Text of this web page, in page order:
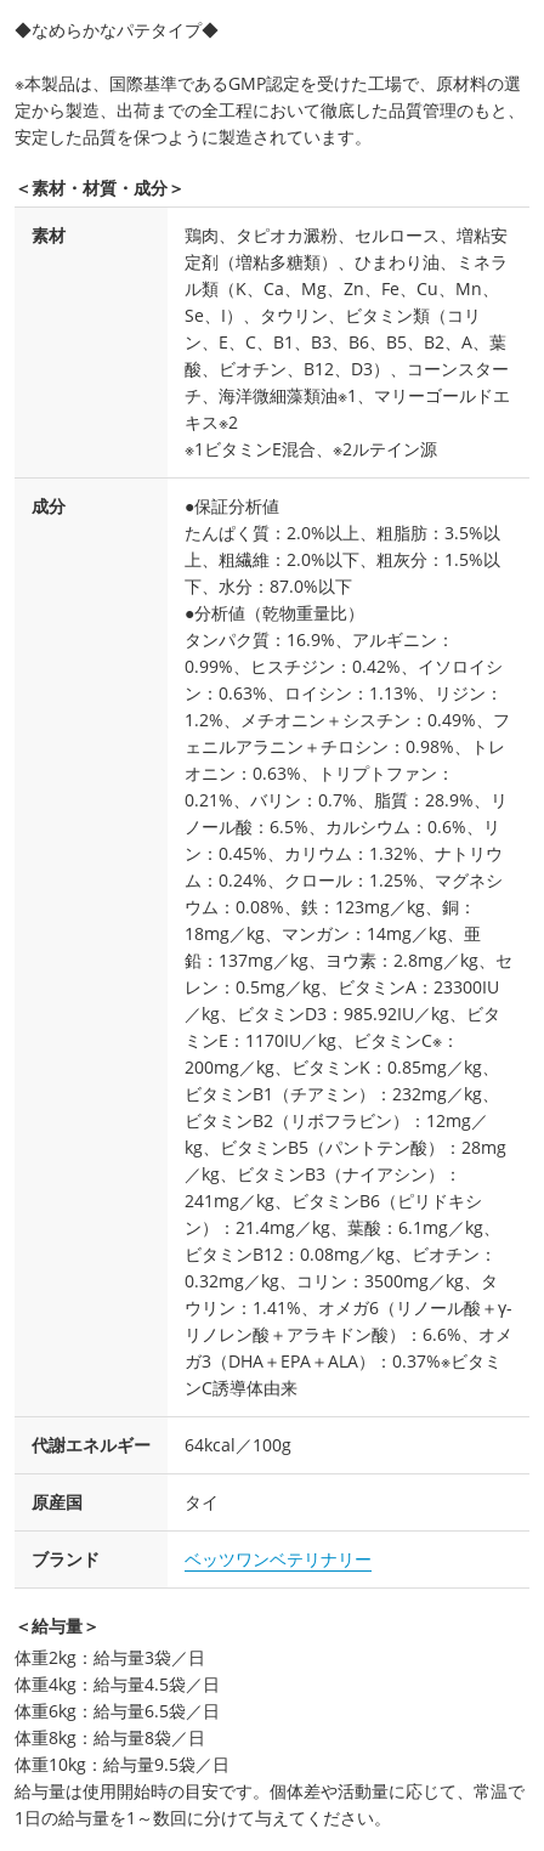
◆なめらかなパテタイプ◆
※本製品は、国際基準であるGMP認定を受けた工場で、原材料の選
定から製造、出荷までの全工程において徹底した品質管理のもと、
安定した品質を保つように製造されています。
＜素材・材質・成分＞
素材
鶏肉、タピオカ澱粉、セルロース、増粘安
定剤（増粘多糖類）、ひまわり油、ミネラ
ル類（K、Ca、Mg、Zn、Fe、Cu、Mn、
Se、I）、タウリン、ビタミン類（コリ
ン、E、C、B1、B3、B6、B5、B2、A、葉
酸、ビオチン、B12、D3）、コーンスター
チ、海洋微細藻類油※1、マリーゴールドエ
キス※2
※1ビタミンE混合、※2ルテイン源
成分
●保証分析値
たんぱく質：2.0%以上、粗脂肪：3.5%以
上、粗繊維：2.0%以下、粗灰分：1.5%以
下、水分：87.0%以下
●分析値（乾物重量比）
タンパク質：16.9%、アルギニン：
0.99%、ヒスチジン：0.42%、イソロイシ
ン：0.63%、ロイシン：1.13%、リジン：
1.2%、メチオニン＋シスチン：0.49%、フ
ェニルアラニン＋チロシン：0.98%、トレ
オニン：0.63%、トリプトファン：
0.21%、バリン：0.7%、脂質：28.9%、リ
ノール酸：6.5%、カルシウム：0.6%、リ
ン：0.45%、カリウム：1.32%、ナトリウ
ム：0.24%、クロール：1.25%、マグネシ
ウム：0.08%、鉄：123mg／kg、銅：
18mg／kg、マンガン：14mg／kg、亜
鉛：137mg／kg、ヨウ素：2.8mg／kg、セ
レン：0.5mg／kg、ビタミンA：23300IU
／kg、ビタミンD3：985.92IU／kg、ビタ
ミンE：1170IU／kg、ビタミンC※：
200mg／kg、ビタミンK：0.85mg／kg、
ビタミンB1（チアミン）：232mg／kg、
ビタミンB2（リボフラビン）：12mg／
kg、ビタミンB5（パントテン酸）：28mg
／kg、ビタミンB3（ナイアシン）：
241mg／kg、ビタミンB6（ピリドキシ
ン）：21.4mg／kg、葉酸：6.1mg／kg、
ビタミンB12：0.08mg／kg、ビオチン：
0.32mg／kg、コリン：3500mg／kg、タ
ウリン：1.41%、オメガ6（リノール酸＋γ-
リノレン酸＋アラキドン酸）：6.6%、オメ
ガ3（DHA＋EPA＋ALA）：0.37%※ビタミ
ンC誘導体由来
代謝エネルギー 64kcal／100g
原産国 タイ
ブランド ベッツワンベテリナリー
＜給与量＞
体重2kg：給与量3袋／日
体重4kg：給与量4.5袋／日
体重6kg：給与量6.5袋／日
体重8kg：給与量8袋／日
体重10kg：給与量9.5袋／日
給与量は使用開始時の目安です。個体差や活動量に応じて、常温で
1日の給与量を1～数回に分けて与えてください。